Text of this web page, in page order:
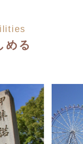
める